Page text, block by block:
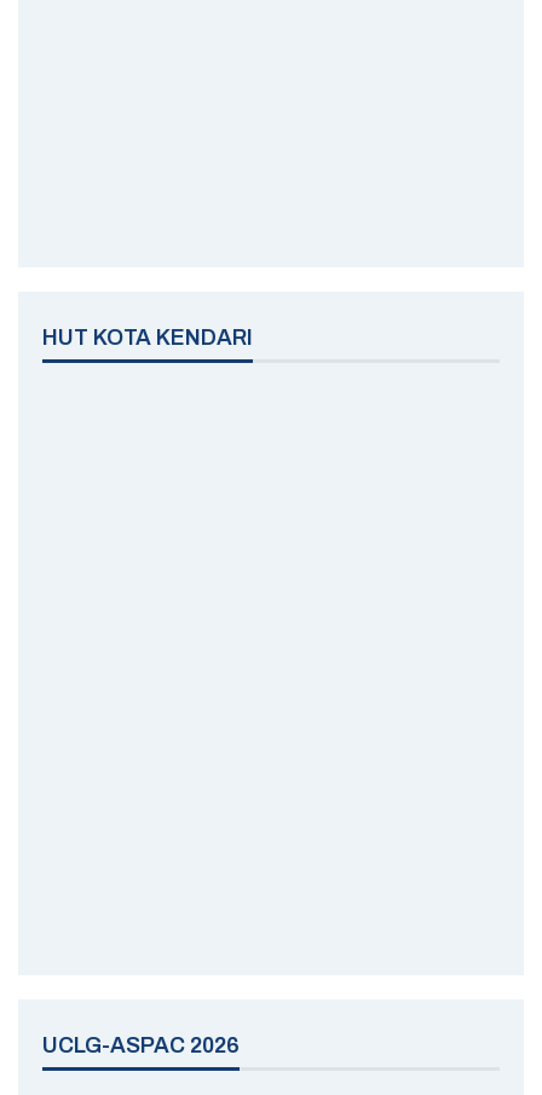
HUT KOTA KENDARI
UCLG-ASPAC 2026